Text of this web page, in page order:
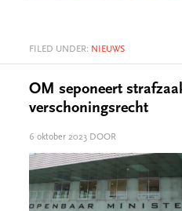
FILED UNDER: NIEUWS
OM seponeert
verschoningsrecht
6 oktober 2023 DOOR